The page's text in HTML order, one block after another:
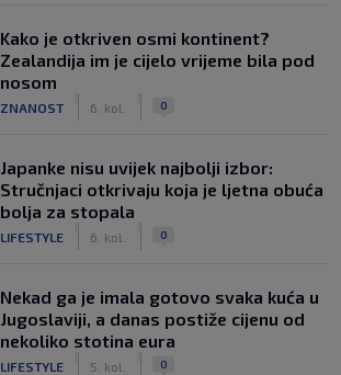
Kako je otkriven osmi kontinent?
Zealandija im je cijelo vrijeme bila pod
nosom
ZNANOST 6. kol. 0
Japanke nisu uvijek najbolji izbor:
Stručnjaci otkrivaju koja je ljetna obuća
bolja za stopala
LIFESTYLE 6. kol. 0
Nekad ga je imala gotovo svaka kuća u
Jugoslaviji, a danas postiže cijenu od
nekoliko stotina eura
LIFESTYLE 5. kol. 0